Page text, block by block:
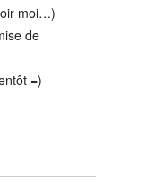
moi…)
de
=)